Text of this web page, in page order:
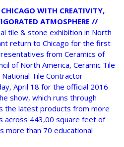
WITH CREATIVITY,
ATMOSPHERE //
tile & stone exhibition in North
return to Chicago for the first
from Ceramics of
of North America, Ceramic Tile
Tile Contractor
April 18 for the official 2016
show, which runs through
the latest products from more
across 443,00 square feet of
more than 70 educational